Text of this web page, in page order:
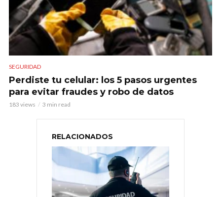
SEGURIDAD
Perdiste tu celular: los 5 pasos urgentes
para evitar fraudes y robo de datos
183 views 3 min read
RELACIONADOS